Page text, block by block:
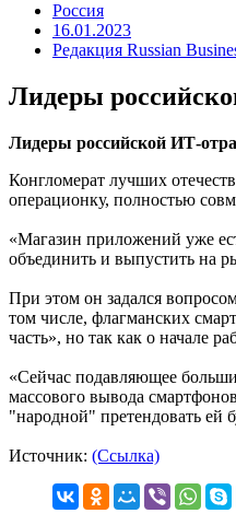
Россия
16.01.2023
Редакция Russian
Лидеры
Лидеры российской ИТ-
Конгломерат лучших
операционку, полностью
«Магазин приложений уже
объединить и выпустить на
При этом он задался
том числе, флагманских
часть», но так как о начале
«Сейчас подавляющее
массового вывода
"народной" претендовать ей
Источник: (Ссылка)